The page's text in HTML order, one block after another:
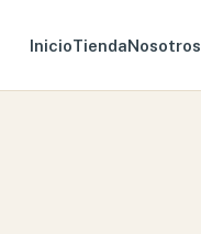
InicioTiendaNosotros